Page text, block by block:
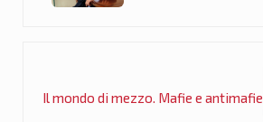
Il mondo di mezzo. Mafie e antimafie